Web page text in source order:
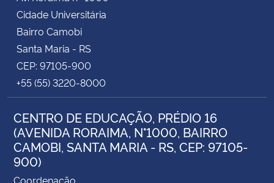
Cidade Universitária
Bairro Camobi
Santa Maria - RS
CEP: 97105-900
+55 (55) 3220-8000
CENTRO DE EDUCAÇÃO, PRÉDIO 16
(AVENIDA RORAIMA, N°1000, BAIRRO
CAMOBI, SANTA MARIA - RS, CEP: 97105-
900)
Coordenação